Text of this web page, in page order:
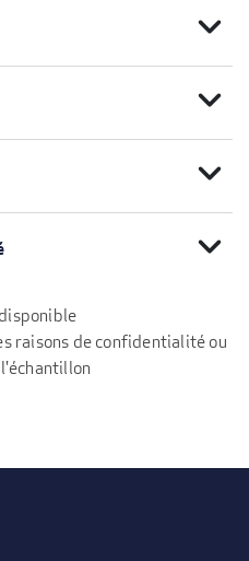
expand_more
expand_more
expand_more
expand_more
raisons de confidentialité ou